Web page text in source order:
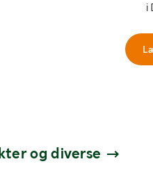
i
og diverse